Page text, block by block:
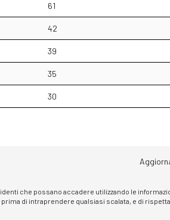
61
42
39
35
30
che possano accadere utilizzando le
di intraprendere qualsiasi scalata, e di